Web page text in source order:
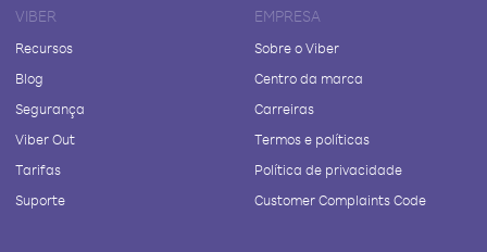
VIBER
Recursos
Blog
Segurança
Viber Out
Tarifas
Suporte
EMPRESA
Sobre o Viber
Centro da marca
Carreiras
Termos e políticas
Política de privacidade
Customer Complaints Code